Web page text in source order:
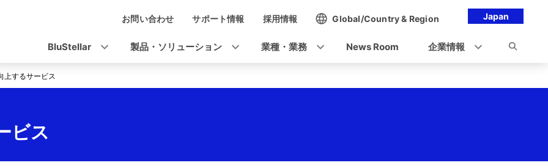
Japan
ゲ
ー
ョ
お問い合わせ サポート情報 採用情報 Global/Country & Region
BluStellar 製品・ソリューション 業種・業務 News Room 企業情報
上するサービス
ビス